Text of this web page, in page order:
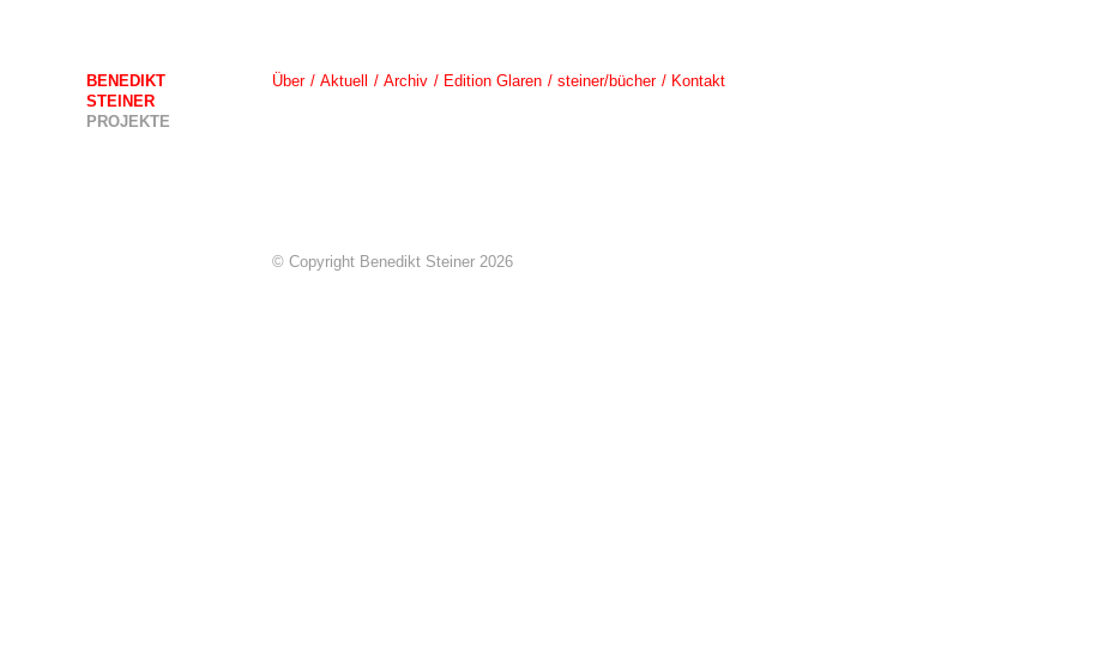
BENEDIKT
STEINER
PROJEKTE
Über Aktuell Archiv Edition Glaren steiner/bücher Kontakt
© Copyright Benedikt Steiner 2026